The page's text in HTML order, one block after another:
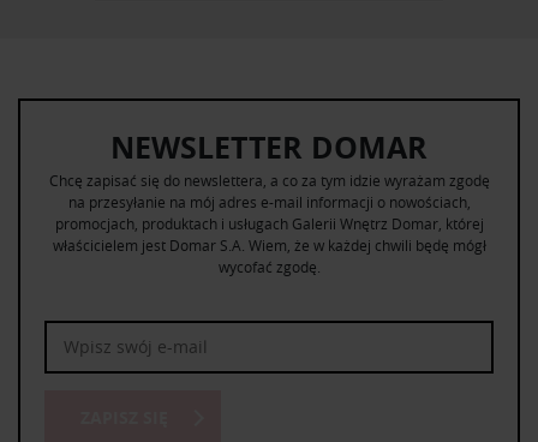
NEWSLETTER DOMAR
Chcę zapisać się do newslettera, a co za tym idzie wyrażam zgodę
na przesyłanie na mój adres e-mail informacji o nowościach,
promocjach, produktach i usługach Galerii Wnętrz Domar, której
właścicielem jest Domar S.A. Wiem, że w każdej chwili będę mógł
wycofać zgodę.